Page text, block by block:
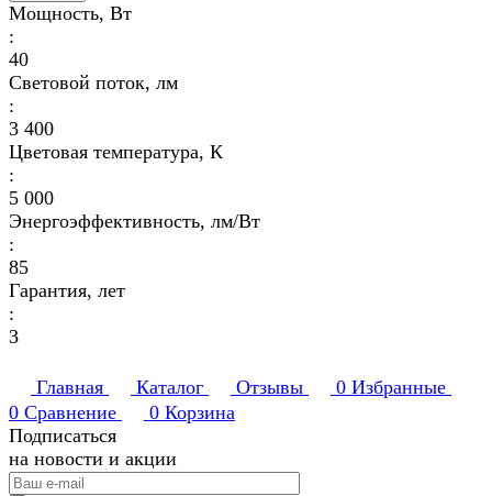
Мощность, Вт
:
40
Световой поток, лм
:
3 400
Цветовая температура, К
:
5 000
Энергоэффективность, лм/Вт
:
85
Гарантия, лет
:
3
Главная Каталог Отзывы 0 Избранные
0 Сравнение 0 Корзина
Подписаться
на новости и акции